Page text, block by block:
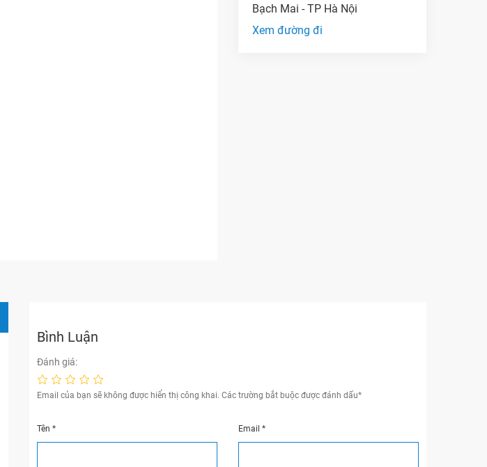
Bạch Mai - TP Hà Nội
Xem đường đi
Bình Luận
Đánh giá:
Email của bạn sẽ không được hiển thị công khai. Các trường bắt buộc được đánh dấu*
Tên* Email *